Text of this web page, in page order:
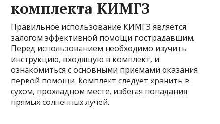
комплекта КИМГЗ
Правильное использование КИМГЗ является
залогом эффективной помощи пострадавшим.
Перед использованием необходимо изучить
инструкцию, входящую в комплект, и
ознакомиться с основными приемами оказания
первой помощи. Комплект следует хранить в
сухом, прохладном месте, избегая попадания
прямых солнечных лучей.